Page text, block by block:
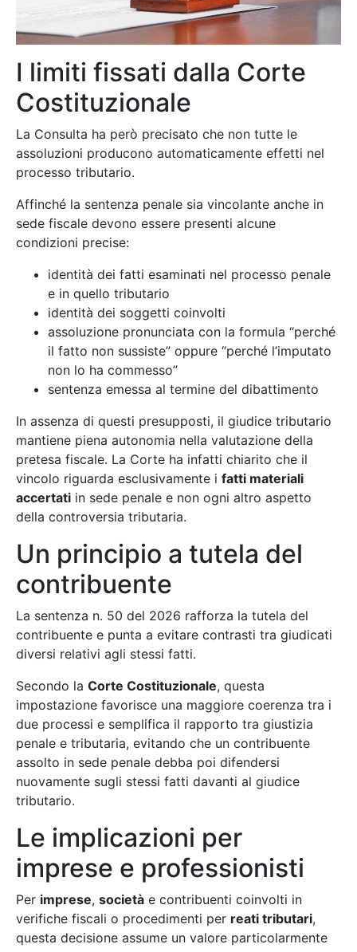
I limiti fissati dalla Corte
Costituzionale
La Consulta ha però precisato che non tutte le
assoluzioni producono automaticamente effetti nel
processo tributario.
Affinché la sentenza penale sia vincolante anche in
sede fiscale devono essere presenti alcune
condizioni precise:
identità dei fatti esaminati nel processo penale
e in quello tributario
identità dei soggetti coinvolti
assoluzione pronunciata con la formula “perché
il fatto non sussiste” oppure “perché l’imputato
non lo ha commesso”
sentenza emessa al termine del dibattimento
In assenza di questi presupposti, il giudice tributario
mantiene piena autonomia nella valutazione della
pretesa fiscale. La Corte ha infatti chiarito che il
vincolo riguarda esclusivamente i fatti materiali
accertati in sede penale e non ogni altro aspetto
della controversia tributaria.
Un principio a tutela del
contribuente
La sentenza n. 50 del 2026 rafforza la tutela del
contribuente e punta a evitare contrasti tra giudicati
diversi relativi agli stessi fatti.
Secondo la Corte Costituzionale, questa
impostazione favorisce una maggiore coerenza tra i
due processi e semplifica il rapporto tra giustizia
penale e tributaria, evitando che un contribuente
assolto in sede penale debba poi difendersi
nuovamente sugli stessi fatti davanti al giudice
tributario.
Le implicazioni per
imprese e professionisti
Per imprese, società e contribuenti coinvolti in
verifiche fiscali o procedimenti per reati tributari,
questa decisione assume un valore particolarmente